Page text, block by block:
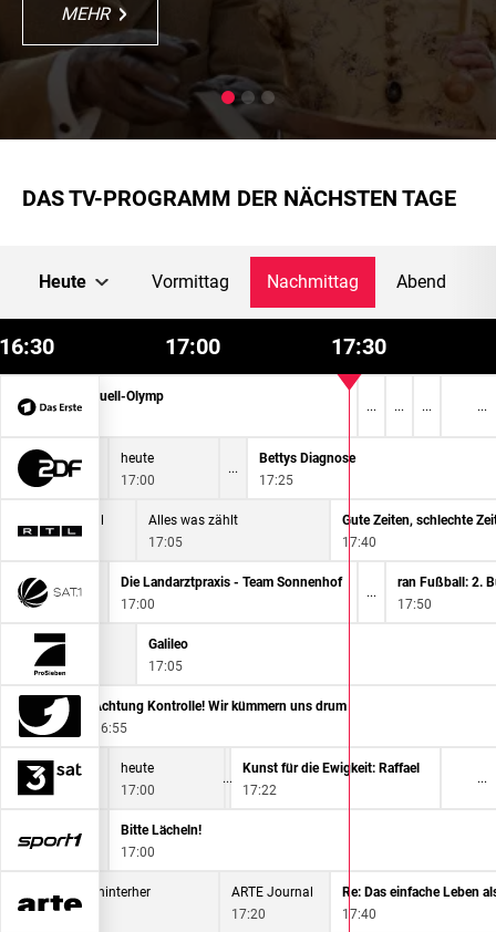
MEHR
MEHR
MEHR
MEHR
MEHR
DAS TV-PROGRAMM DER NÄCHSTEN TAGE
Heute Vormittag Nachmittag Abend
16:30 17:00 17:30
Quizduell-Olymp
heute
17:00
Bettys Diagnose
17:25
Alles was zählt
17:05
17:40
Die Landarztpraxis - Team Sonnenhof
17:00
17:50
Die Simpsons
16:40
Galileo
17:05
Achtung Kontrolle! Wir kümmern uns drum
16:55
heute
17:00
Kunst für die Ewigkeit: Raffael
17:22
Bitte Lächeln!
17:00
- Dem Regen hinterher
ARTE Journal
17:20
17:40